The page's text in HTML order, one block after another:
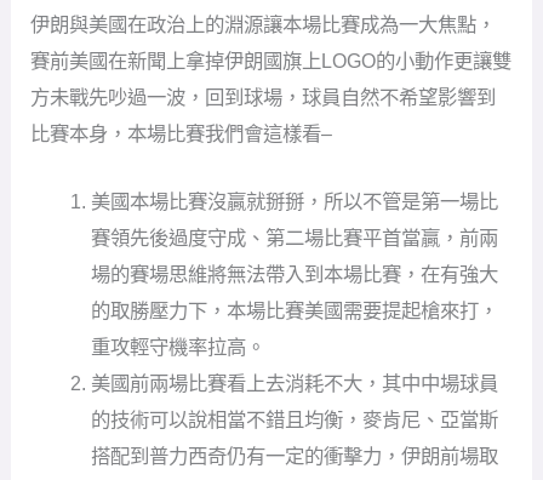
伊朗與美國在政治上的淵源讓本場比賽成為一大焦點，
賽前美國在新聞上拿掉伊朗國旗上LOGO的小動作更讓雙
方未戰先吵過一波，回到球場，球員自然不希望影響到
比賽本身，本場比賽我們會這樣看–
美國本場比賽沒贏就掰掰，所以不管是第一場比
賽領先後過度守成、第二場比賽平首當贏，前兩
場的賽場思維將無法帶入到本場比賽，在有強大
的取勝壓力下，本場比賽美國需要提起槍來打，
重攻輕守機率拉高。
美國前兩場比賽看上去消耗不大，其中中場球員
的技術可以說相當不錯且均衡，麥肯尼、亞當斯
搭配到普力西奇仍有一定的衝擊力，伊朗前場取